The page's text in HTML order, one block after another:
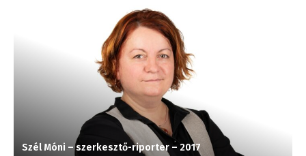
Szél Móni – szerkesztő-riporter – 2017